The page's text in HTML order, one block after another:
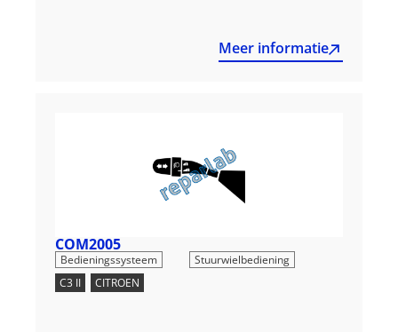
Meer informatie
COM2005
Bedieningssysteem
Stuurwielbediening
C3 II
CITROEN